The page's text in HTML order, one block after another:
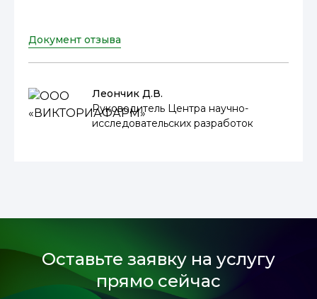
Документ отзыва
Леончик Д.В.
Руководитель Центра научно-
исследовательских разработок
Оставьте заявку на услугу
прямо сейчас